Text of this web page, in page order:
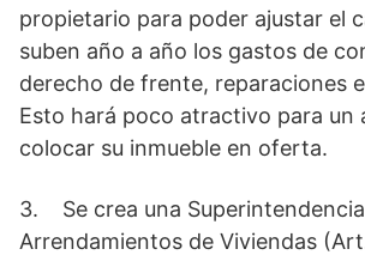
propietario para poder ajustar el
suben año a año los gastos de
derecho de frente, reparaciones
Esto hará poco atractivo para un
colocar su inmueble en oferta.
3. Se crea una
Arrendamientos de Viviendas